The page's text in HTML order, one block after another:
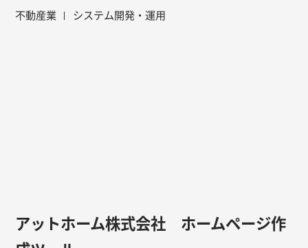
不動産業 システム開発・運用
アットホーム株式会社 ホームページ作